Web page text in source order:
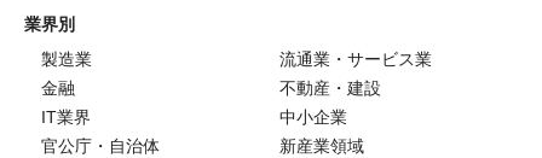
業界別
製造業
流通業・サービス業
金融
不動産・建設
IT業界
中小企業
官公庁・自治体
新産業領域